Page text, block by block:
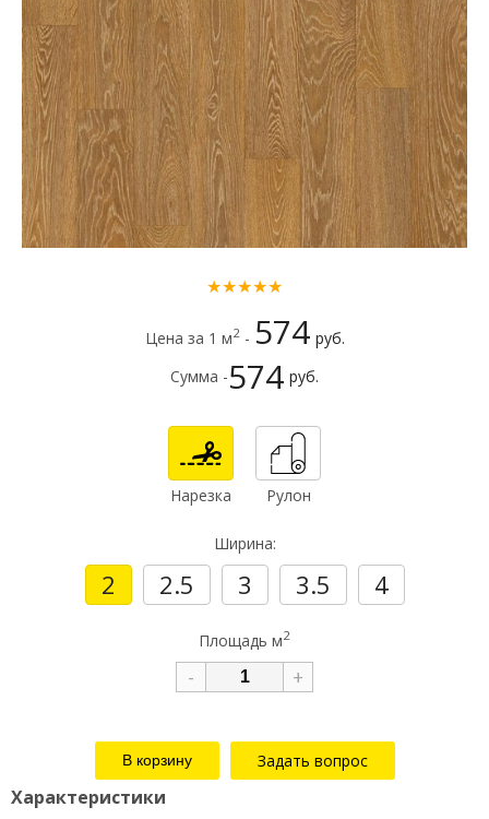
★★★★★
Цена за 1 м2- 574 руб.
Сумма -574 руб.
Нарезка Рулон
Ширина:
2 2.5 3 3.5 4
Площадь м2
- +
Задать вопрос